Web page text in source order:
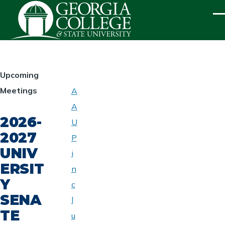
Skip to main content
HOMEPAGE
Upcoming
Meetings
2026-
2027
UNIV
ERSIT
Y
SENA
TE
UNIVERSITY
SENATE
A
A
U
P
i
n
c
l
u